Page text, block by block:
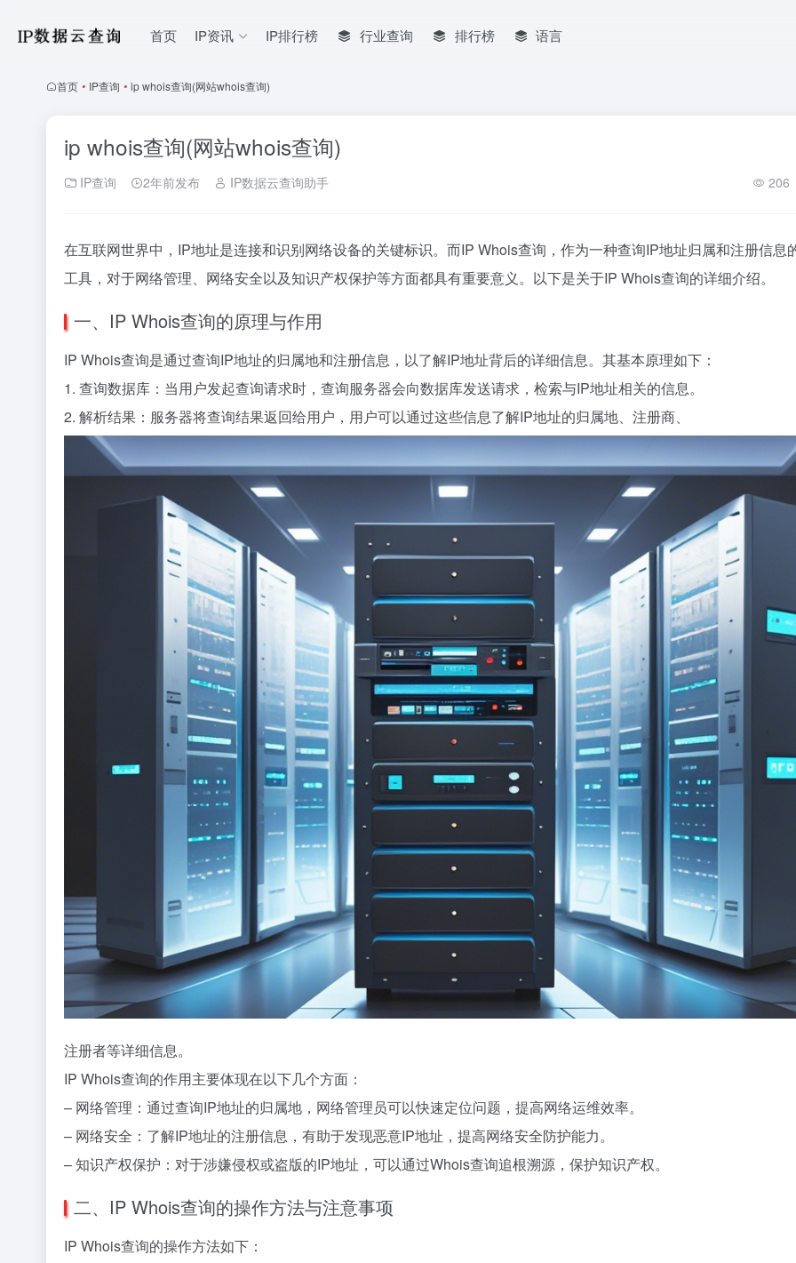
首页 IP资讯 IP排行榜 行业查询 排行榜 语言
首页 • IP查询 • ip whois查询(网站whois查询)
ip whois查询(网站whois查询)
IP查询 2年前发布 IP数据云查询助手 206
在互联网世界中，IP地址是连接和识别网络设备的关键标识。而IP Whois查询，作为一种查询IP地址归属和注册信息
工具，对于网络管理、网络安全以及知识产权保护等方面都具有重要意义。以下是关于IP Whois查询的详细介绍。
一、IP Whois查询的原理与作用
IP Whois查询是通过查询IP地址的归属地和注册信息，以了解IP地址背后的详细信息。其基本原理如下：
1. 查询数据库：当用户发起查询请求时，查询服务器会向数据库发送请求，检索与IP地址相关的信息。
2. 解析结果：服务器将查询结果返回给用户，用户可以通过这些信息了解IP地址的归属地、注册商、
注册者等详细信息。
IP Whois查询的作用主要体现在以下几个方面：
– 网络管理：通过查询IP地址的归属地，网络管理员可以快速定位问题，提高网络运维效率。
– 网络安全：了解IP地址的注册信息，有助于发现恶意IP地址，提高网络安全防护能力。
– 知识产权保护：对于涉嫌侵权或盗版的IP地址，可以通过Whois查询追根溯源，保护知识产权。
二、IP Whois查询的操作方法与注意事项
IP Whois查询的操作方法如下：